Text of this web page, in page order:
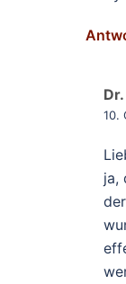
10.
ja,